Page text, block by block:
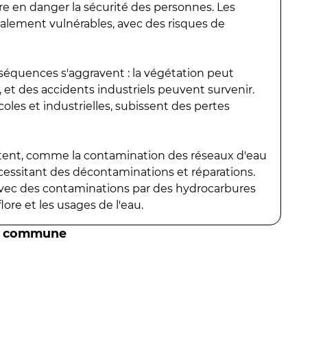
en danger la sécurité des personnes. Les
vulnérables, avec des risques de
s'aggravent : la végétation peut
des accidents industriels peuvent survenir.
et industrielles, subissent des pertes
comme la contamination des réseaux d'eau
des décontaminations et réparations.
des contaminations par des hydrocarbures
et les usages de l'eau.